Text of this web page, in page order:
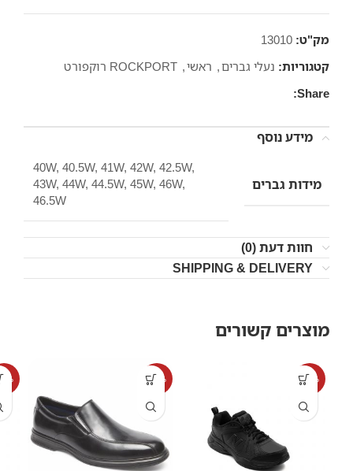
מק"ט: 13010
קטגוריות: נעלי גברים, ראשי, ROCKPORT רוקפורט
Share:
מידע נוסף
מידות גברים
40W, 40.5W, 41W, 42W, 42.5W,
43W, 44W, 44.5W, 45W, 46W,
46.5W
חוות דעת (0)
SHIPPING & DELIVERY
מוצרים קשורים
-17%
-19%